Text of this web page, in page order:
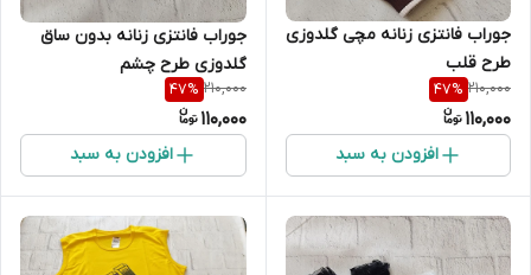
جوراب فانتزی زنانه مچی گلدوزی
طرح قلب
210,000
47%
110,000
افزودن به سبد
جوراب فانتزی زنانه بدون ساق
گلدوزی طرح چشم
210,000
47%
110,000
افزودن به سبد